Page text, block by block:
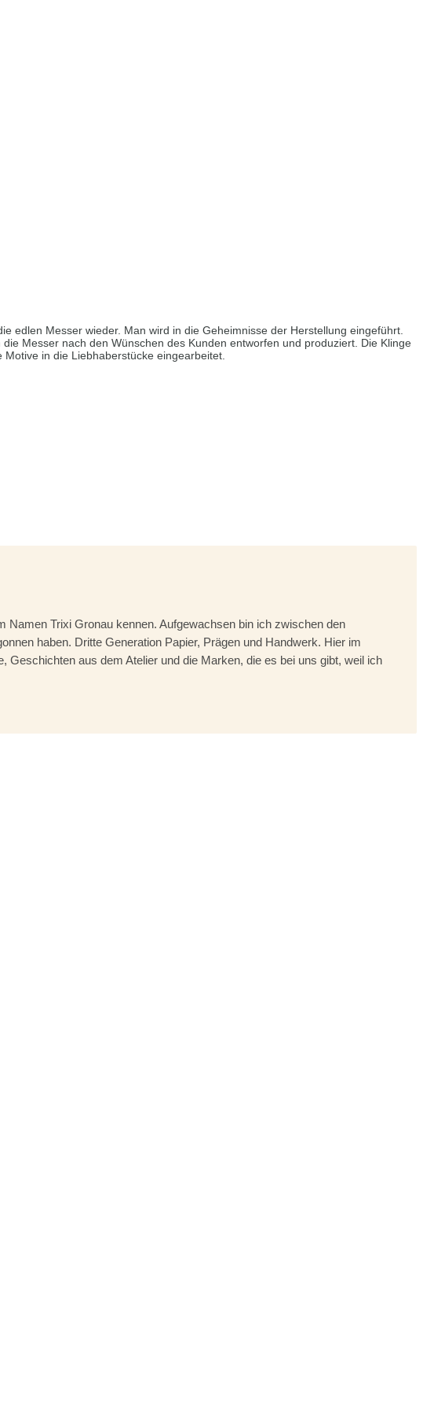
edlen Messer wieder. Man wird in die Geheimnisse der Herstellung eingeführt.
Messer nach den Wünschen des Kunden entworfen und produziert. Die Klinge
in die Liebhaberstücke eingearbeitet.
Namen Trixi Gronau kennen. Aufgewachsen bin ich zwischen den
haben. Dritte Generation Papier, Prägen und Handwerk. Hier im
aus dem Atelier und die Marken, die es bei uns gibt, weil ich